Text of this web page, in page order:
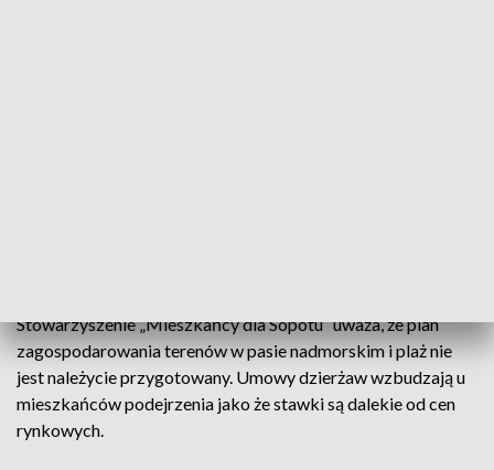
Stowarzyszenie „Mieszkańcy dla Sopotu” uważa, że plan
zagospodarowania terenów w pasie nadmorskim i plaż nie
jest należycie przygotowany. Umowy dzierżaw wzbudzają u
mieszkańców podejrzenia jako że stawki są dalekie od cen
rynkowych.